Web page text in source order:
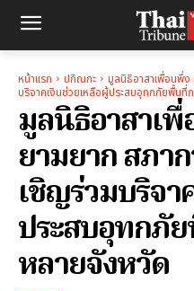
หน้าแรก ปกิณกะ
มูลนิธิอาสาเพื่อนพึ่ง
บริจาคเงินช่วยเหลือผู้ประสบอุทกภัยพื้นที่
มูลนิธิอาสาเ
ยามยาก สภา
เชิญร่วมบริจา
ประสบอุทกภั
หลายจังหวัด